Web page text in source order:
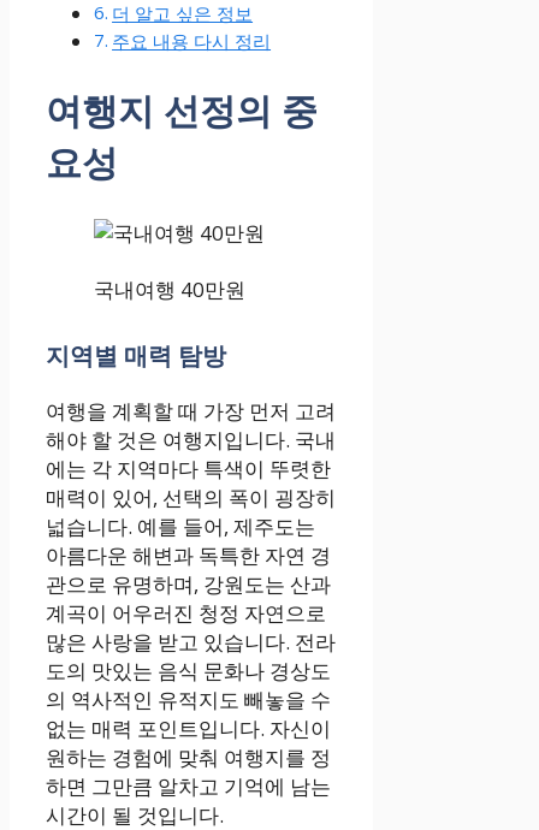
더 알고 싶은 정보
주요 내용 다시 정리
여행지 선정의 중
요성
국내여행 40만원
지역별 매력 탐방
여행을 계획할 때 가장 먼저 고려
해야 할 것은 여행지입니다. 국내
에는 각 지역마다 특색이 뚜렷한
매력이 있어, 선택의 폭이 굉장히
넓습니다. 예를 들어, 제주도는
아름다운 해변과 독특한 자연 경
관으로 유명하며, 강원도는 산과
계곡이 어우러진 청정 자연으로
많은 사랑을 받고 있습니다. 전라
도의 맛있는 음식 문화나 경상도
의 역사적인 유적지도 빼놓을 수
없는 매력 포인트입니다. 자신이
원하는 경험에 맞춰 여행지를 정
하면 그만큼 알차고 기억에 남는
시간이 될 것입니다.